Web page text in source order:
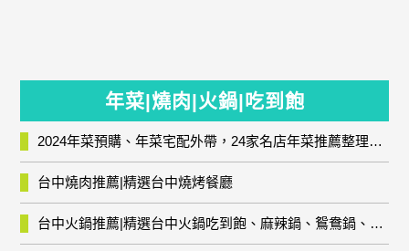
年菜|燒肉|火鍋|吃到飽
2024年菜預購、年菜宅配外帶，24家名店年菜推薦整理，圍爐輕鬆上菜團圓趣
台中燒肉推薦|精選台中燒烤餐廳
台中火鍋推薦|精選台中火鍋吃到飽、麻辣鍋、鴛鴦鍋、石頭火鍋、酸菜白肉鍋、海鮮鍋、燒酒雞、麻油雞、壽喜燒等熱門人氣火鍋店!